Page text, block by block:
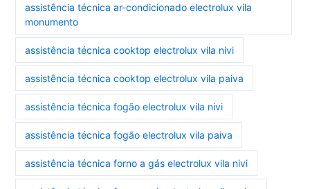
assistência técnica ar-condicionado electrolux vila
monumento
assistência técnica cooktop electrolux vila nivi
assistência técnica cooktop electrolux vila paiva
assistência técnica fogão electrolux vila nivi
assistência técnica fogão electrolux vila paiva
assistência técnica forno a gás electrolux vila nivi